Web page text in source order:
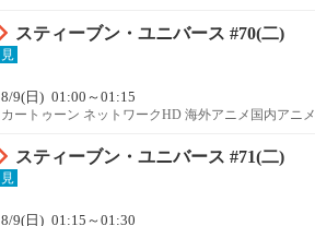
スティーブン・ユニバース #70(二)
見
8/9(日) 01:00～01:15
カートゥーン ネットワークHD 海外アニメ国内アニメ
スティーブン・ユニバース #71(二)
見
8/9(日) 01:15～01:30